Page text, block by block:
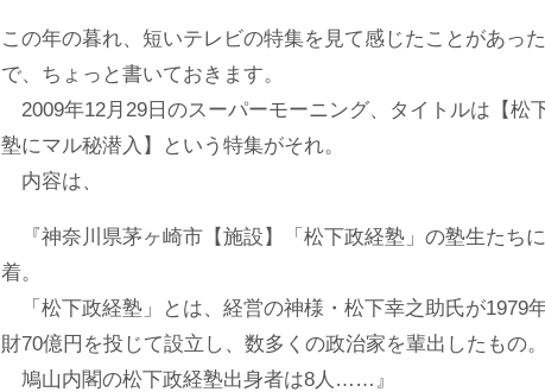
この年の暮れ、短いテレビの特集を見て感じたことがあっ
で、ちょっと書いておきます。
2009年12月29日のスーパーモーニング、タイトルは【松
塾にマル秘潜入】という特集がそれ。
内容は、
『神奈川県茅ヶ崎市【施設】「松下政経塾」の塾生たち
着。
「松下政経塾」とは、経営の神様・松下幸之助氏が1979
財70億円を投じて設立し、数多くの政治家を輩出したもの。
鳩山内閣の松下政経塾出身者は8人……』